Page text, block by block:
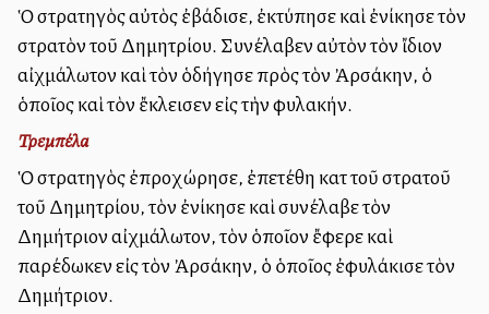
Ὁ στρατηγὸς αὐτὸς ἐβάδισε, ἐκτύπησε καὶ ἐνίκησε τὸν
στρατὸν τοῦ Δημητρίου. Συνέλαβεν αὐτὸν τὸν ἴδιον
αἰχμάλωτον καὶ τὸν ὁδήγησε πρὸς τὸν Ἀρσάκην, ὁ
ὁποῖος καὶ τὸν ἔκλεισεν εἰς τὴν φυλακήν.
Τρεμπέλα
Ὁ στρατηγὸς ἐπροχώρησε, ἐπετέθη κατὰ τοῦ στρατοῦ
τοῦ Δημητρίου, τὸν ἐνίκησε καὶ συνέλαβε τὸν
Δημήτριον αἰχμάλωτον, τὸν ὁποῖον ἔφερε καὶ
παρέδωκεν εἰς τὸν Ἀρσάκην, ὁ ὁποῖος ἐφυλάκισε τὸν
Δημήτριον.